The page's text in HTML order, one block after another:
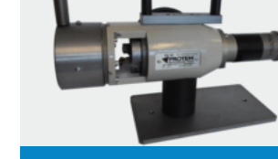
ПРОСМОТР ПРОДУКТОВ